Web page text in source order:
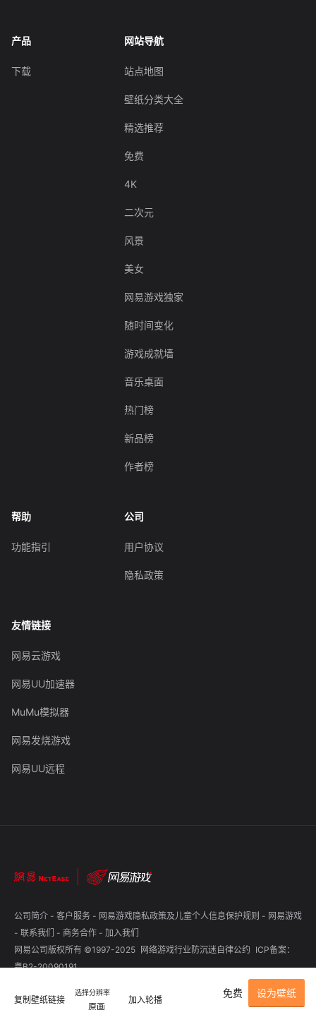
复制壁纸链接
选择分辨率
原画
加入轮播
免费 设为壁纸
产品
下载
网站导航
站点地图
壁纸分类大全
精选推荐
免费
4K
二次元
风景
美女
网易游戏独家
随时间变化
游戏成就墙
音乐桌面
热门榜
新品榜
作者榜
帮助
功能指引
公司
用户协议
隐私政策
友情链接
网易云游戏
网易UU加速器
MuMu模拟器
网易发烧游戏
网易UU远程
公司简介 - 客户服务 - 网易游戏隐私政策及儿童个人信息保护规则 - 网易游戏
- 联系我们 - 商务合作 - 加入我们
网易公司版权所有 ©1997-2025 网络游戏行业防沉迷自律公约 ICP备案：
粤B2-20090191